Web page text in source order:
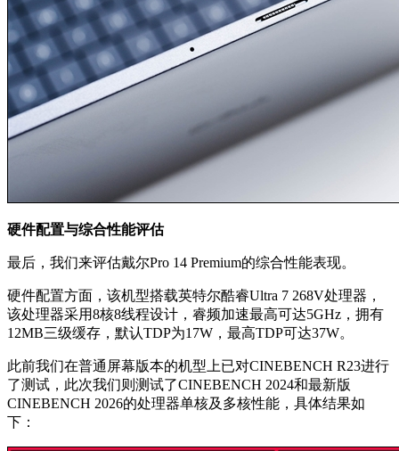
硬件配置与综合性能评估
最后，我们来评估戴尔Pro 14 Premium的综合性能表现。
硬件配置方面，该机型搭载英特尔酷睿Ultra 7 268V处理器，
该处理器采用8核8线程设计，睿频加速最高可达5GHz，拥有
12MB三级缓存，默认TDP为17W，最高TDP可达37W。
此前我们在普通屏幕版本的机型上已对CINEBENCH R23进行
了测试，此次我们则测试了CINEBENCH 2024和最新版
CINEBENCH 2026的处理器单核及多核性能，具体结果如
下：